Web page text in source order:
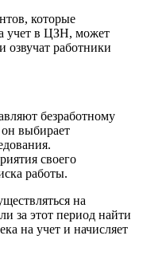
которые
учет в ЦЗН, может
озвучат работники
безработному
выбирает
своего
работы.
на
за этот период найти
на учет и начисляет